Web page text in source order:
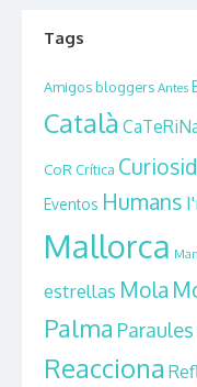
Tags
Amigos bloggers Antes
Català
CoR Crítica
Eventos Humans
Mallorca
estrellas Mola
Palma Paraules
Reacciona